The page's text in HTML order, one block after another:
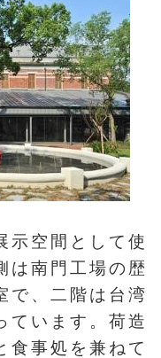
示空間として使
は南門工場の歴
で、二階は台湾
ています。荷造
食事処を兼ねて